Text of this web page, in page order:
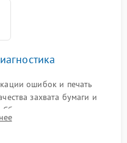
ошибок и печать
захвата бумаги и
данных о замятиях,
шумах при работе.